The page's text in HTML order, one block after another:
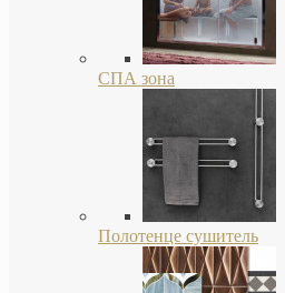
СПА зона
Полотенце сушитель